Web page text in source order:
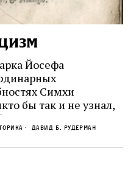
Йосефа
Симхи
бы так и не узнал,
несколько
талмудист имел
деятельности.
лет,
Давид Б. Рудерман